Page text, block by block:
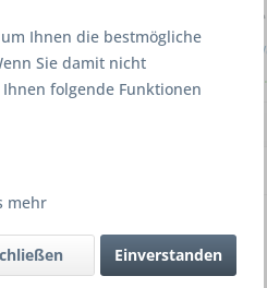
3,60 € *
inkl. MwSt. zzgl.
Lieferzeit
Ihnen die bestmögliche
Sie damit nicht
folgende Funktionen
mehr
Einverstanden